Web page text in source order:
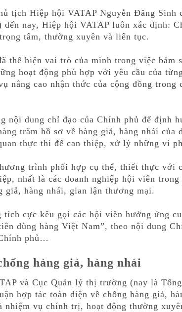
tịch Hiệp hội VATAP Nguyễn Đăng Sinh
nay, Hiệp hội VATAP luôn xác định:
tâm, thường xuyên và liên tục.
thể hiện vai trò của mình trong việc bám
hoạt động phù hợp với yêu cầu của
nâng cao nhận thức của cộng đồng trong
nội dung chỉ đạo của Chính phủ để định
trăm hồ sơ về hàng giả, hàng nhái của
thực thi để can thiệp, xử lý những vi
trình phối hợp cụ thể, thiết thực với
nhất là các doanh nghiệp hội viên trong
giả, hàng nhái, gian lận thương mại.
tích cực kêu gọi các hội viên hưởng ứng
dùng hàng Việt Nam”, theo nội dung
phủ…
hàng giả, hàng nhái
và Cục Quản lý thị trường (nay là
hợp tác toàn diện về chống hàng giả,
nhiệm vụ chính trị, hoạt động thường